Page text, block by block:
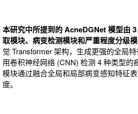
本研究中所提到的 AcneDGNet 模型由
取模块、病变检测模块和严重程度分级模
觉 Transformer 架构，生成更强的全局
用卷积神经网络 (CNN) 检测 4 种类型的
模块通过融合全局和局部病变感知特征
度。